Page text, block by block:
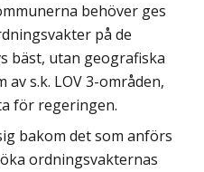
behöver ges
på de
bäst, utan geografiska
s.k. LOV 3-områden,
för regeringen.
bakom det som anförs
ordningsvakternas